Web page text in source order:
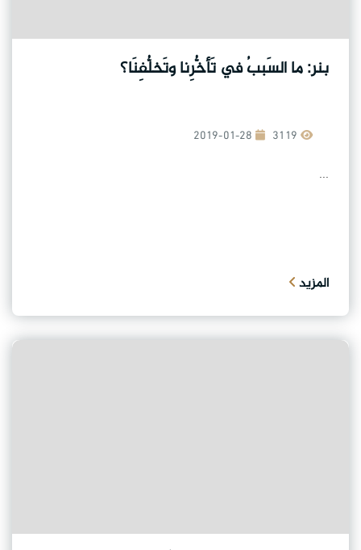
بنر: ما السَببُ في تَأخُّرِنا وتَخلُّفِنَا؟
2019-01-28
...
المزيد